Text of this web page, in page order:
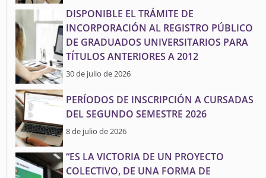
DISPONIBLE EL TRÁMITE DE
INCORPORACIÓN AL REGISTRO PÚBLICO
DE GRADUADOS UNIVERSITARIOS PARA
TÍTULOS ANTERIORES A 2012
30 de julio de 2026
PERÍODOS DE INSCRIPCIÓN A CURSADAS
DEL SEGUNDO SEMESTRE 2026
8 de julio de 2026
“ES LA VICTORIA DE UN PROYECTO
COLECTIVO, DE UNA FORMA DE